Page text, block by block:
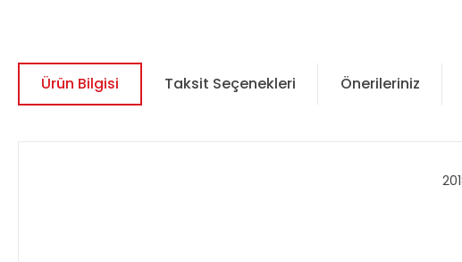
Ürün Bilgisi Taksit Seçenekleri Önerileriniz